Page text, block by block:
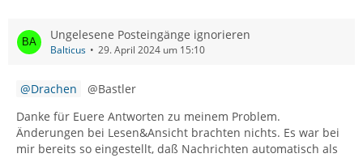
Ungelesene Posteingänge ignorieren
Balticus 29. April 2024 um 15:10
Drachen
@Bastler
Danke für Euere Antworten zu meinem Problem.
Änderungen bei Lesen&Ansicht brachten nichts. Es war bei
mir bereits so eingestellt, daß Nachrichten automatisch als